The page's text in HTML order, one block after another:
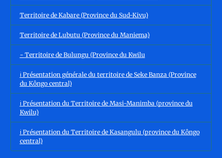
Territoire de Kabare (Province du Sud-Kivu)
Territoire de Lubutu (Province du Maniema)
- Territoire de Bulungu (Province du Kwilu
ℹ️ Présentation générale du territoire de Seke Banza (Province
du Kôngo central)
ℹ️ Présentation du Territoire de Masi-Manimba (province du
Kwilu)
ℹ️ Présentation du Territoire de Kasangulu (province du Kôngo
central)